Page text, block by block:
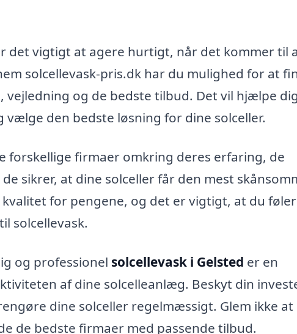
det vigtigt at agere hurtigt, når det kommer til
solcellevask-pris.dk har du mulighed for at
vejledning og de bedste tilbud. Det vil hjælpe
den bedste løsning for dine solceller.
forskellige firmaer omkring deres erfaring, de
sikrer, at dine solceller får den mest
for pengene, og det er vigtigt, at du
solcellevask.
og professionel solcellevask i Gelsted er en
af dine solcelleanlæg. Beskyt din
dine solceller regelmæssigt. Glem ikke at
de bedste firmaer med passende tilbud.